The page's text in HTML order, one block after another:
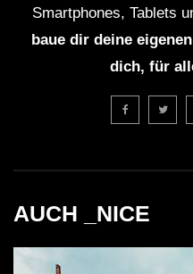
Smartphones, Tablets
baue dir deine
dich, für
AUCH _NICE